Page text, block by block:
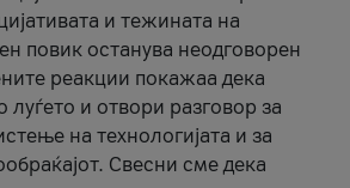
и тежината на
повик останува неодговорен
реакции покажаа дека
луѓето и отвори разговор за
на технологијата и за
Свесни сме дека